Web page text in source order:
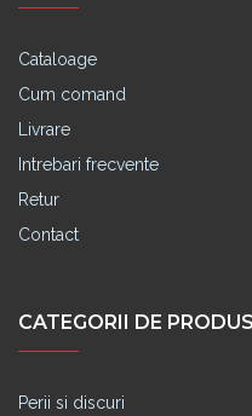
Cataloage
Cum comand
Livrare
Intrebari frecvente
Retur
Contact
CATEGORII DE
Perii si discuri